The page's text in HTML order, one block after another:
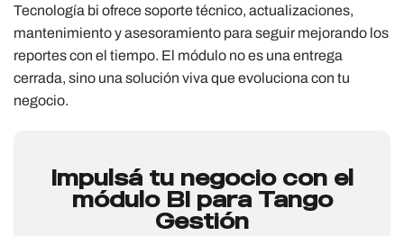
Tecnología bi ofrece soporte técnico, actualizaciones,
mantenimiento y asesoramiento para seguir mejorando los
reportes con el tiempo. El módulo no es una entrega
cerrada, sino una solución viva que evoluciona con tu
negocio.
Impulsá tu negocio con el
módulo BI para Tango
Gestión